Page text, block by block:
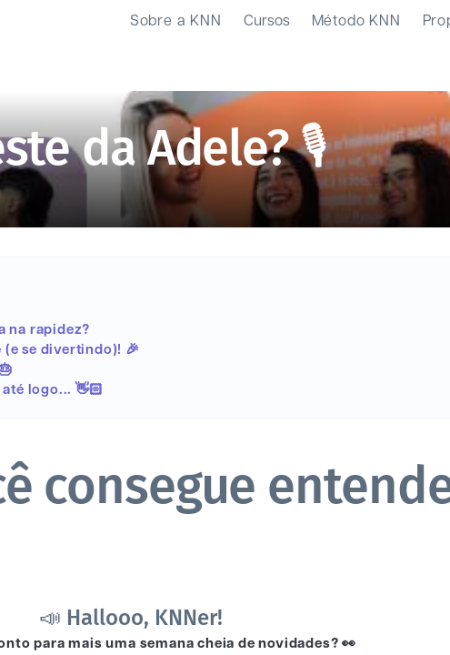
Sobre a KNN Cursos Método KNN
da Adele? 🎙️
na rapidez?
(e se divertindo)! 🎉
logo... 👋🏻
consegue
📣 Hallooo, KNNer!
para mais uma semana cheia de novidades? 👀